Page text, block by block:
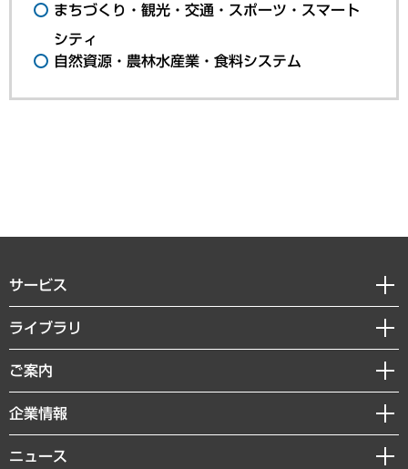
まちづくり・観光・交通・スポーツ・スマート
シティ
自然資源・農林水産業・食料システム
サービス
経営戦略
組織・人事戦略
デジタルイノベーション
共生・ダイバーシティ
ライブラリ
経済調査
レポート
コラム
ご案内
セミナー・イベント情報
MUFGビジネスセミナー
受託案件情報
企業情報
私たちの想い
ニュース